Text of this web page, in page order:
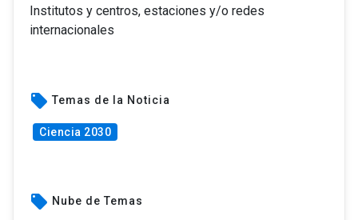
Institutos y centros, estaciones y/o redes
internacionales
local_offer Temas de la Noticia
Ciencia 2030
local_offer Nube de Temas